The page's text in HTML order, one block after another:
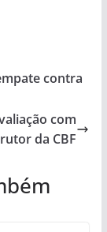
contra
com
da CBF